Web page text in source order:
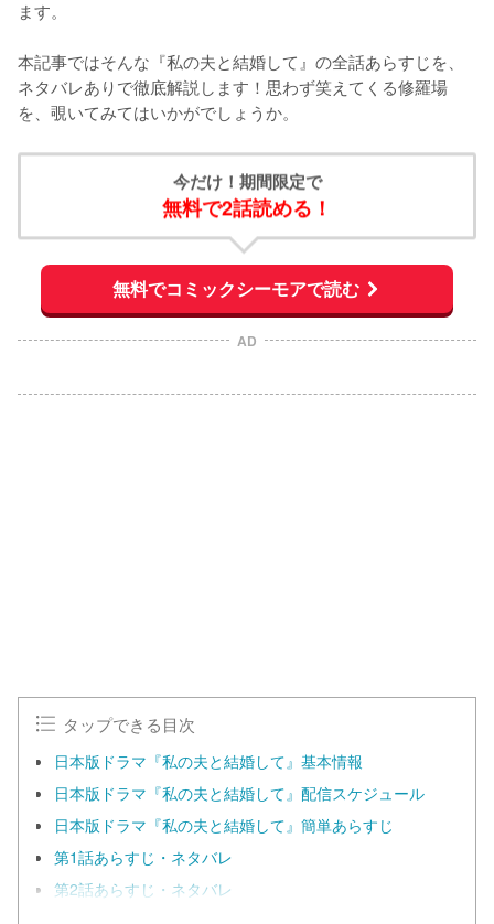
ます。
本記事ではそんな『私の夫と結婚して』の全話あらすじを、
ネタバレありで徹底解説します！思わず笑えてくる修羅場
を、覗いてみてはいかがでしょうか。
今だけ！期間限定で
無料で2話読める！
無料でコミックシーモアで読む
AD
タップできる目次
日本版ドラマ『私の夫と結婚して』基本情報
日本版ドラマ『私の夫と結婚して』配信スケジュール
日本版ドラマ『私の夫と結婚して』簡単あらすじ
第1話あらすじ・ネタバレ
第2話あらすじ・ネタバレ